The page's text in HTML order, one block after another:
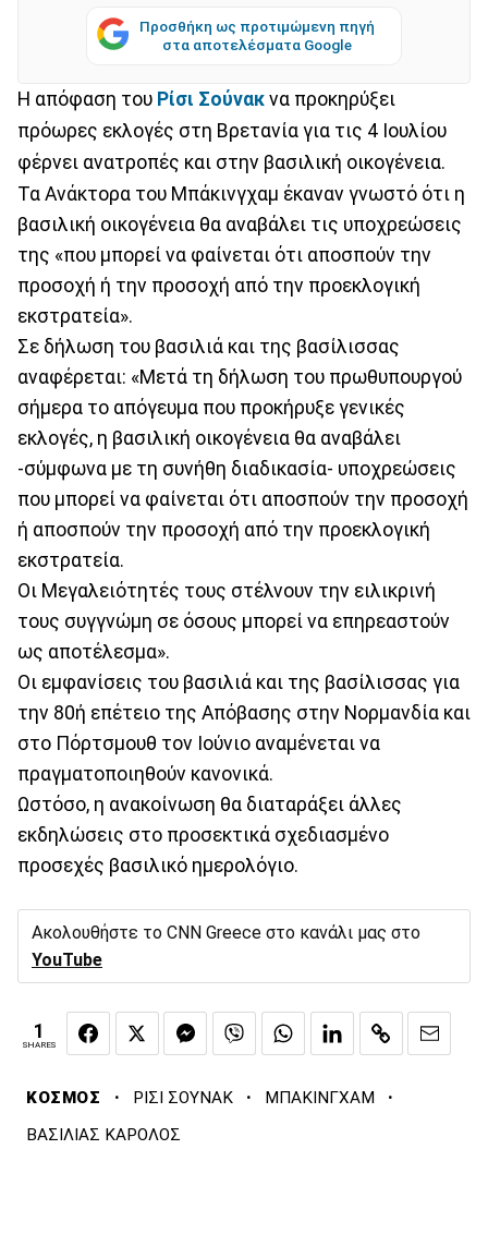
Προσθήκη ως προτιμώμενη πηγή
στα αποτελέσματα Google
Η απόφαση του Ρίσι Σούνακ να προκηρύξει
πρόωρες εκλογές στη Βρετανία για τις 4 Ιουλίου
φέρνει ανατροπές και στην βασιλική οικογένεια.
Τα Ανάκτορα του Μπάκινγχαμ έκαναν γνωστό ότι η
βασιλική οικογένεια θα αναβάλει τις υποχρεώσεις
της «που μπορεί να φαίνεται ότι αποσπούν την
προσοχή ή την προσοχή από την προεκλογική
εκστρατεία».
Σε δήλωση του βασιλιά και της βασίλισσας
αναφέρεται: «Μετά τη δήλωση του πρωθυπουργού
σήμερα το απόγευμα που προκήρυξε γενικές
εκλογές, η βασιλική οικογένεια θα αναβάλει
-σύμφωνα με τη συνήθη διαδικασία- υποχρεώσεις
που μπορεί να φαίνεται ότι αποσπούν την προσοχή
ή αποσπούν την προσοχή από την προεκλογική
εκστρατεία.
Οι Μεγαλειότητές τους στέλνουν την ειλικρινή
τους συγγνώμη σε όσους μπορεί να επηρεαστούν
ως αποτέλεσμα».
Οι εμφανίσεις του βασιλιά και της βασίλισσας για
την 80ή επέτειο της Απόβασης στην Νορμανδία και
στο Πόρτσμουθ τον Ιούνιο αναμένεται να
πραγματοποιηθούν κανονικά.
Ωστόσο, η ανακοίνωση θα διαταράξει άλλες
εκδηλώσεις στο προσεκτικά σχεδιασμένο
προσεχές βασιλικό ημερολόγιο.
Ακολουθήστε το CNN Greece στο κανάλι μας στο
YouTube
1
SHARES
ΚΟΣΜΟΣ · ΡΙΣΙ ΣΟΥΝΑΚ · ΜΠΑΚΙΝΓΧΑΜ ·
ΒΑΣΙΛΙΑΣ ΚΑΡΟΛΟΣ